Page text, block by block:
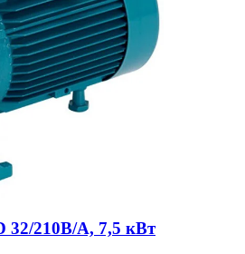
32/210B/A, 7,5 кВт